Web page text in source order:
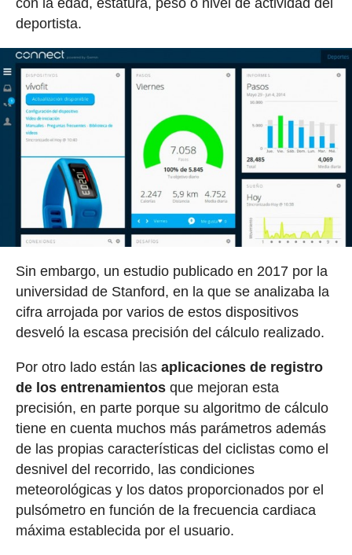
con la edad, estatura, peso o nivel de actividad del
deportista.
Sin embargo, un estudio publicado en 2017 por la
universidad de Stanford, en la que se analizaba la
cifra arrojada por varios de estos dispositivos
desveló la escasa precisión del cálculo realizado.
Por otro lado están las aplicaciones de registro
de los entrenamientosque mejoran esta
precisión, en parte porque su algoritmo de cálculo
tiene en cuenta muchos más parámetros además
de las propias características del ciclistas como el
desnivel del recorrido, las condiciones
meteorológicas y los datos proporcionados por el
pulsómetro en función de la frecuencia cardiaca
máxima establecida por el usuario.